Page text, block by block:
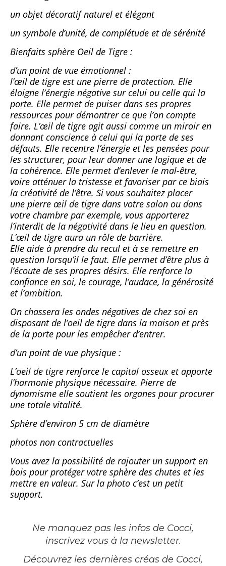
un objet décoratif naturel et élégant
un symbole d’unité, de complétude et de sérénité
Bienfaits sphère Oeil de Tigre :
d’un point de vue émotionnel :
l’œil de tigre est une pierre de protection. Elle
éloigne l’énergie négative sur celui ou celle qui la
porte. Elle permet de puiser dans ses propres
ressources pour démontrer ce que l’on compte
faire. L’œil de tigre agit aussi comme un miroir en
donnant conscience à celui qui la porte de ses
défauts. Elle recentre l’énergie et les pensées pour
les structurer, pour leur donner une logique et de
la cohérence. Elle permet d’enlever le mal-être,
voire atténuer la tristesse et favoriser par ce biais
la créativité de l’être. Si vous souhaitez placer
une pierre œil de tigre dans votre salon ou dans
votre chambre par exemple, vous apporterez
l’interdit de la négativité dans le lieu en question.
L’œil de tigre aura un rôle de barrière.
Elle aide à prendre du recul et à se remettre en
question lorsqu’il le faut. Elle permet d’être plus à
l’écoute de ses propres désirs. Elle renforce la
confiance en soi, le courage, l’audace, la générosité
et l’ambition.
On chassera les ondes négatives de chez soi en
disposant de l’oeil de tigre dans la maison et près
de la porte pour les empêcher d’entrer.
d’un point de vue physique :
L’oeil de tigre renforce le capital osseux et apporte
l’harmonie physique nécessaire. Pierre de
dynamisme elle soutient les organes pour procurer
une totale vitalité.
Sphère d’environ 5 cm de diamètre
photos non contractuelles
Vous avez la possibilité de rajouter un support en
bois pour protéger votre sphère des chutes et les
mettre en valeur. Sur la photo c’est un petit
support.
Ne manquez pas les infos de Cocci,
inscrivez vous à la newsletter.
Découvrez les dernières créas de Cocci,